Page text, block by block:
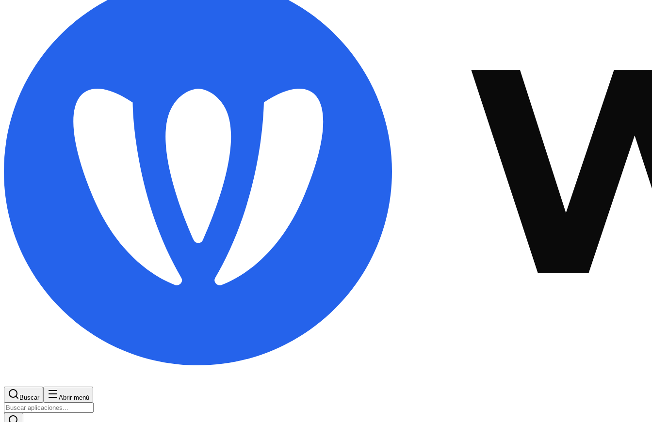
Buscar Abrir menú